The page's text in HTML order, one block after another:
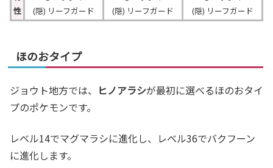
性
(隠) リーフガード
(隠) リーフガード
(隠) リーフガード
ほのおタイプ
ジョウト地方では、 ヒノアラシが最初に選べるほのおタイ
プのポケモンです。
レベル14でマグマラシに進化し、レベル36でバクフーン
に進化します。